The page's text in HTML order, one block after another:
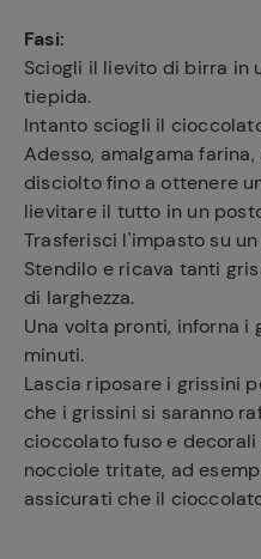
Fasi:
Sciogli il lievito di birra in
tiepida.
Intanto sciogli il
Adesso, amalgama
disciolto fino a ottenere
lievitare il tutto in un
Trasferisci l'impasto su
Stendilo e ricava tanti
di larghezza.
Una volta pronti, inforna i
minuti.
Lascia riposare i grissini
che i grissini si saranno
cioccolato fuso e
nocciole tritate, ad
assicurati che il